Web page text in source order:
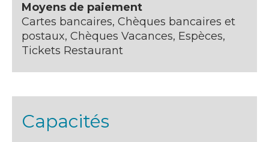
Moyens de paiement
Cartes bancaires, Chèques bancaires et
postaux, Chèques Vacances, Espèces,
Tickets Restaurant
Capacités